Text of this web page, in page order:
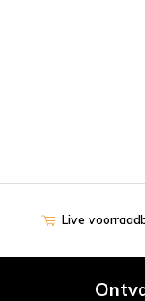
Live